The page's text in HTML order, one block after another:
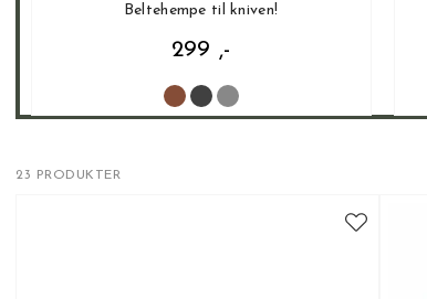
Beltehempe til kniven!
299 ,-
23 PRODUKTER